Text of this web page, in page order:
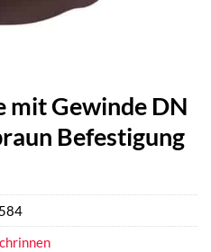
mit Gewinde DN
Befestigung